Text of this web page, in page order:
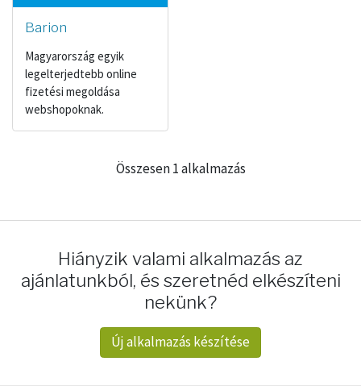
Barion
Magyarország egyik
legelterjedtebb online
fizetési megoldása
webshopoknak.
Összesen 1 alkalmazás
Hiányzik valami alkalmazás az
ajánlatunkból, és szeretnéd elkészíteni
nekünk?
Új alkalmazás készítése